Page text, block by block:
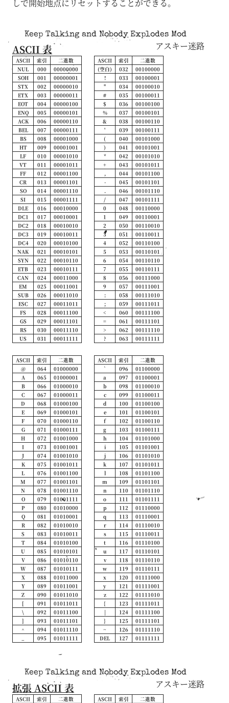
しで開始地点にリセットすることができる。
Keep Talking and Nobody Explodes Mod
アスキー迷路
ASCII 表
ASCII 索引
二進数
NUL
000
00000000
SOH
001
00000001
STX
002
00000010
ETX
003
00000011
EOT
004
00000100
ENQ
005
00000101
ACK
006
00000110
BEL
007
00000111
BS
008
00001000
HT
009
00001001
LF
010
00001010
VT
011
00001011
FF
012
00001100
CR
013
00001101
SO
014
00001110
SI
015
00001111
DLE
016
00010000
DC1
017
00010001
DC2
018
00010010
DC3
019
00010011
DC4
020
00010100
NAK
021
00010101
SYN
022
00010110
ETB
023
00010111
CAN
024
00011000
EM
025
00011001
SUB
026
00011010
ESC
027
00011011
FS
028
00011100
GS
029
00011101
RS
030
00011110
US
031 00011111
ASCII 索引
二進数
(空白)
032
00100000
!
033
00100001
"
034
00100010
#
035
00100011
$
036
00100100
%
037
00100101
&
038
00100110
'
039
00100111
(
040
00101000
)
041
00101001
*
042
00101010
+
043
00101011
,
044
00101100
-
045
00101101
.
046
00101110
/
047
00101111
0
048
00110000
1
049
00110001
2
050
00110010
3
051
00110011
4
052
00110100
5
053
00110101
6
054
00110110
7
055
00110111
8
056
00111000
9
057
00111001
:
058
00111010
;
059
00111011
<
060
00111100
=
061
00111101
>
062
00111110
?
063 00111111
ASCII 索引
二進数
@
064
01000000
A
065
01000001
B
066
01000010
C
067
01000011
D
068
01000100
E
069
01000101
F
070
01000110
G
071
01000111
H
072
01001000
I
073
01001001
J
074
01001010
K
075
01001011
L
076
01001100
M
077
01001101
N
078
01001110
O
079
01001111
P
080
01010000
Q
081
01010001
R
082
01010010
S
083
01010011
T
084
01010100
U
085
01010101
V
086
01010110
W
087
01010111
X
088
01011000
Y
089
01011001
Z
090
01011010
[
091
01011011
\
092
01011100
]
093
01011101
^
094
01011110
095 01011111
ASCII 索引
二進数
`
096
01100000
a
097
01100001
b
098
01100010
c
099
01100011
d
100
01100100
e
101
01100101
f
102
01100110
g
103
01100111
h
104
01101000
i
105
01101001
j
106
01101010
k
107
01101011
l
108
01101100
m
109
01101101
n
110
01101110
o
111
01101111
p
112
01110000
q
113
01110001
r
114
01110010
s
115
01110011
t
116
01110100
u
117
01110101
v
118
01110110
w
119
01110111
x
120
01111000
y
121
01111001
z
122
01111010
{
123
01111011
|
124
01111100
}
125
01111101
~
126
01111110
DEL
127 01111111
Keep Talking and Nobody Explodes Mod
アスキー迷路
拡張 ASCII 表
ASCII 索引
二進数
ASCII 索引
二進数